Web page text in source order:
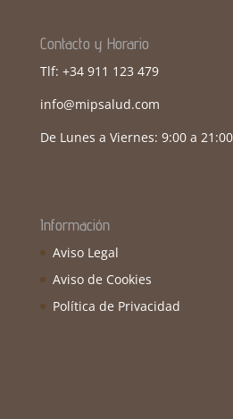
Contacto y Horario
Tlf: +34 911 123 479
info@mipsalud.com
De Lunes a Viernes: 9:00 a 21:00
Información
Aviso Legal
Aviso de Cookies
Política de Privacidad